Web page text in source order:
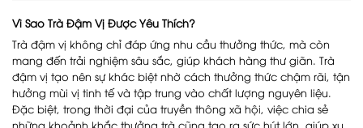
Vì Sao Trà Đậm Vị Được Yêu Thích?
Trà đậm vị không chỉ đáp ứng nhu cầu thưởng thức, mà còn
mang đến trải nghiệm sâu sắc, giúp khách hàng thư giãn. Trà
đậm vị tạo nên sự khác biệt nhờ cách thưởng thức chậm rãi, tận
hưởng mùi vị tinh tế và tập trung vào chất lượng nguyên liệu.
Đặc biệt, trong thời đại của truyền thông xã hội, việc chia sẻ
những khoảnh khắc thưởng trà cũng tạo ra sức hút lớn, giúp xu